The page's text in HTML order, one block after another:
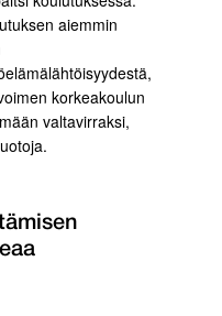
aiemmin
korkeakoulun
valtavirraksi,